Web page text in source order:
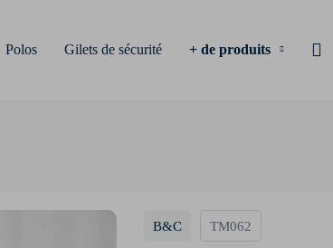
Polos Gilets de sécurité + de produits
B&C TM062